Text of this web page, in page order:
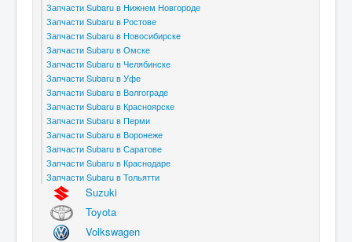
Запчасти Subaru в Нижнем Новгороде
Запчасти Subaru в Ростове
Запчасти Subaru в Новосибирске
Запчасти Subaru в Омске
Запчасти Subaru в Челябинске
Запчасти Subaru в Уфе
Запчасти Subaru в Волгограде
Запчасти Subaru в Красноярске
Запчасти Subaru в Перми
Запчасти Subaru в Воронеже
Запчасти Subaru в Саратове
Запчасти Subaru в Краснодаре
Запчасти Subaru в Тольятти
Suzuki
Toyota
Volkswagen